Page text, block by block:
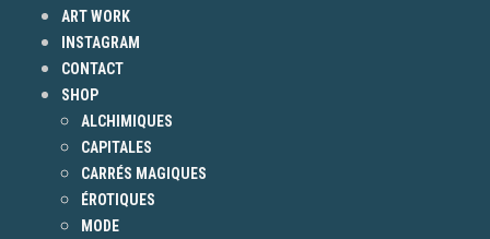
ART WORK
INSTAGRAM
CONTACT
SHOP
ALCHIMIQUES
CAPITALES
CARRÉS MAGIQUES
ÉROTIQUES
MODE